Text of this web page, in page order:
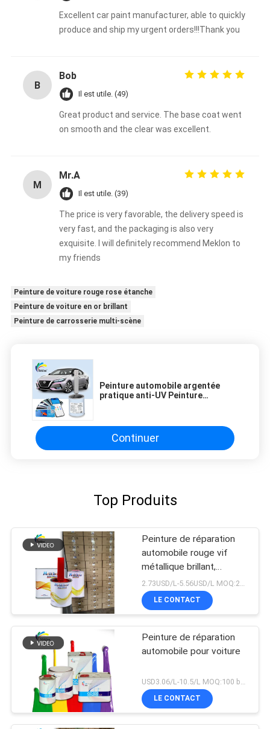
Excellent car paint manufacturer, able to quickly
produce and ship my urgent orders!!!Thank you
B
Bob
Il est utile. (49)
Great product and service. The base coat went
on smooth and the clear was excellent.
M
Mr.A
Il est utile. (39)
The price is very favorable, the delivery speed is
very fast, and the packaging is also very
exquisite. I will definitely recommend Meklon to
my friends
Peinture de voiture rouge rose étanche
Peinture de voiture en or brillant
Peinture de carrosserie multi-scène
Peinture automobile argentée
pratique anti-UV Peinture
Continuer
Top Produits
Peinture de réparation
automobile rouge vif
métallique brillant,
assortiment de couleurs
de qualité usine d'origine
2.73USD/L-5.56USD/L MOQ:200L
LE CONTACT
Peinture de réparation
automobile pour voiture
LE CONTACT